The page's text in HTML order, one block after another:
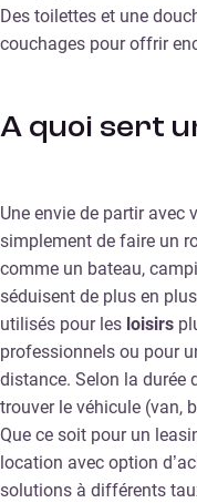
Des toilettes et une
couchages pour offrir
A quoi sert
Une envie de partir
simplement de faire un
comme un bateau,
séduisent de plus en
utilisés pour les loisirs
professionnels ou pour
distance. Selon la durée
trouver le véhicule (van,
Que ce soit pour un
location avec option
solutions à différents